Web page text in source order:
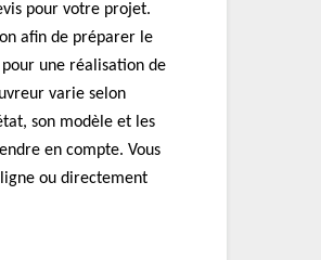
pour votre projet.
afin de préparer le
une réalisation de
varie selon
son modèle et les
en compte. Vous
ou directement